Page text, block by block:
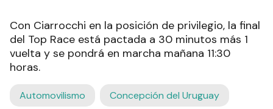
Con Ciarrocchi en la posición de privilegio, la final
del Top Race está pactada a 30 minutos más 1
vuelta y se pondrá en marcha mañana 11:30
horas.
Automovilismo Concepción del Uruguay